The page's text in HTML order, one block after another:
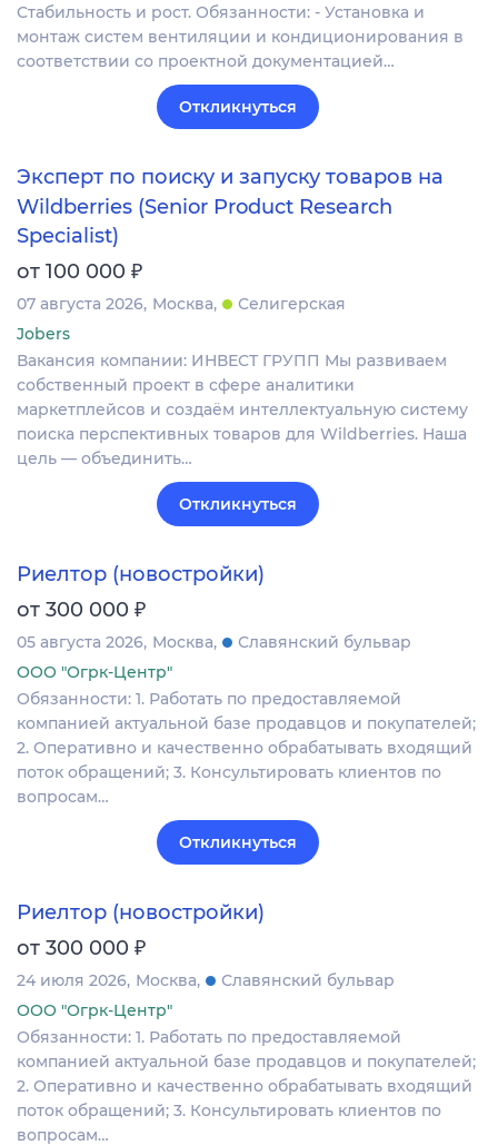
Стабильность и рост. Обязанности: - Установка и
монтаж систем вентиляции и кондиционирования в
соответствии со проектной документацией…
Откликнуться
Эксперт по поиску и запуску товаров на
Wildberries (Senior Product Research
Specialist)
от 100 000 ₽
07 августа 2026 Москва
Селигерская
Jobers
Вакансия компании: ИНВЕСТ ГРУПП Мы развиваем
собственный проект в сфере аналитики
маркетплейсов и создаём интеллектуальную систему
поиска перспективных товаров для Wildberries. Наша
цель — объединить…
Откликнуться
Риелтор (новостройки)
от 300 000 ₽
05 августа 2026 Москва
Славянский бульвар
ООО "Огрк-Центр"
Обязанности: 1. Работать по предоставляемой
компанией актуальной базе продавцов и покупателей;
2. Оперативно и качественно обрабатывать входящий
поток обращений; 3. Консультировать клиентов по
вопросам…
Откликнуться
Риелтор (новостройки)
от 300 000 ₽
24 июля 2026 Москва
Славянский бульвар
ООО "Огрк-Центр"
Обязанности: 1. Работать по предоставляемой
компанией актуальной базе продавцов и покупателей;
2. Оперативно и качественно обрабатывать входящий
поток обращений; 3. Консультировать клиентов по
вопросам…